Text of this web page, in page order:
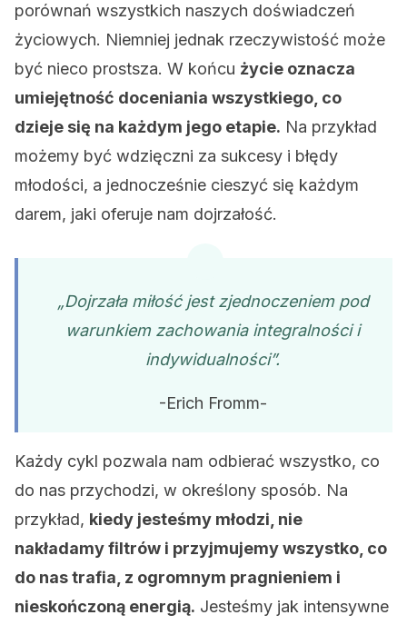
porównań wszystkich naszych doświadczeń
życiowych. Niemniej jednak rzeczywistość może
być nieco prostsza. W końcu życie oznacza
umiejętność doceniania wszystkiego, co
dzieje się na każdym jego etapie. Na przykład
możemy być wdzięczni za sukcesy i błędy
młodości, a jednocześnie cieszyć się każdym
darem, jaki oferuje nam dojrzałość.
„Dojrzała miłość jest zjednoczeniem pod
warunkiem zachowania integralności i
indywidualności”.
-Erich Fromm-
Każdy cykl pozwala nam odbierać wszystko, co
do nas przychodzi, w określony sposób. Na
przykład, kiedy jesteśmy młodzi, nie
nakładamy filtrów i przyjmujemy wszystko, co
do nas trafia, z ogromnym pragnieniem i
nieskończoną energią. Jesteśmy jak intensywne